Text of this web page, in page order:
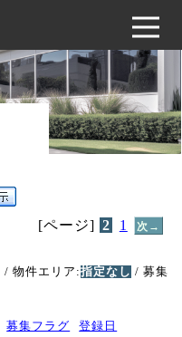
[ページ] 2 1 次→
/ 物件エリア:指定なし / 募集
募集フラグ
登録日